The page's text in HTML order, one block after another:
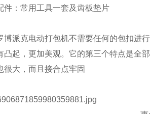
：常用工具一套及齿板垫片
克电动打包机不需要任何的包扣进行
凸起，更加美观。它的第三个特点是全
很大，而且接合点牢固